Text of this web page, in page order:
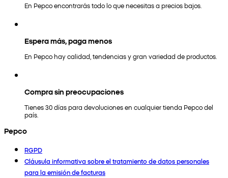
En Pepco encontrarás todo lo que necesitas a precios bajos.
Espera más, paga menos
En Pepco hay calidad, tendencias y gran variedad de productos.
Compra sin preocupaciones
Tienes 30 días para devoluciones en cualquier tienda Pepco del
país.
Pepco
RGPD
Cláusula informativa sobre el tratamiento de datos personales
para la emisión de facturas